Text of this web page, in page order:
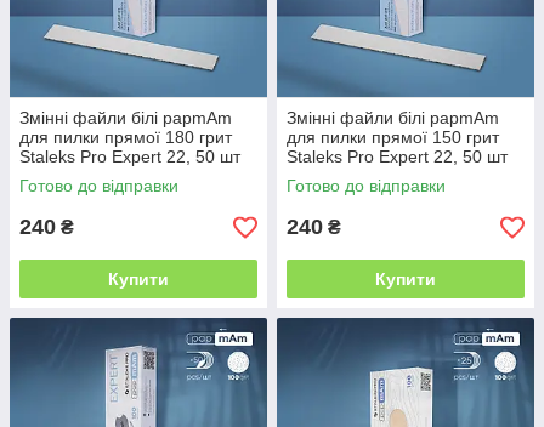
Змінні файли білі papmAm
для пилки прямої 180 грит
Staleks Pro Expert 22, 50 шт
Готово до відправки
240 ₴
Купити
Змінні файли білі papmAm
для пилки прямої 150 грит
Staleks Pro Expert 22, 50 шт
Готово до відправки
240 ₴
Купити